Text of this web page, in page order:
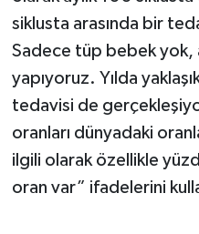
siklusta arasında bir
Sadece tüp bebek yok,
yapıyoruz. Yılda
tedavisi de
oranları dünyadaki
ilgili olarak özellikle
oran var” ifadelerini